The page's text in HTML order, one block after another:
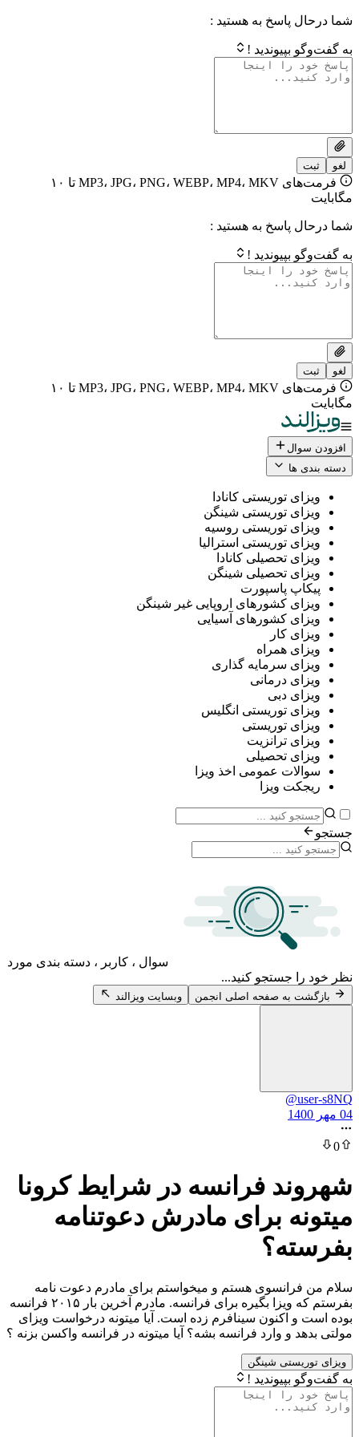
پاسخ به هستید :
!
فرمت‌های MP3، JPG، PNG، WEBP، MP4، MKV تا ۱۰
پاسخ به هستید :
!
فرمت‌های MP3، JPG، PNG، WEBP، MP4، MKV تا ۱۰
ها
توریستی کانادا
توریستی شینگن
توریستی روسیه
توریستی استرالیا
تحصیلی کانادا
تحصیلی شینگن
پاسپورت
کشورهای اروپایی غیر شینگن
کشورهای آسیایی
کار
همراه
سرمایه گذاری
درمانی
دبی
توریستی انگلیس
توریستی
ترانزیت
تحصیلی
عمومی اخذ ویزا
ویزا
سوال ، کاربر ، دسته بندی مورد
جستجو کنید...
به صفحه اصلی انجمن وبسایت ویزالند
فرانسه در شرایط کرونا
برای مادرش دعوتنامه
هستم و میخواستم برای مادرم دعوت نامه
بفرستم که ویزا بگیره برای فرانسه. مادرم آخرین بار ۲۰۱۵ فرانسه
اکنون سینافرم زده است. آیا میتونه درخواست ويزای
و وارد فرانسه بشه؟ آیا میتونه در فرانسه واکسن بزنه ؟
شینگن
!